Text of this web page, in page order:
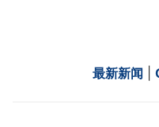
最新新闻